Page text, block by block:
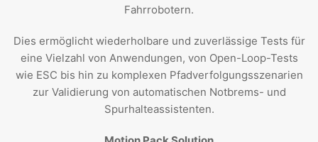
Fahrrobotern.
Dies ermöglicht wiederholbare und zuverlässige Tests für
eine Vielzahl von Anwendungen, von Open-Loop-Tests
wie ESC bis hin zu komplexen Pfadverfolgungsszenarien
zur Validierung von automatischen Notbrems- und
Spurhalteassistenten.